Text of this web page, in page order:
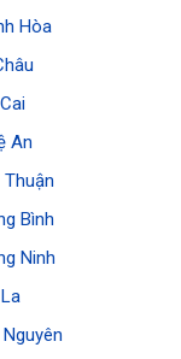
Hòa
An
Thuận
Bình
Ninh